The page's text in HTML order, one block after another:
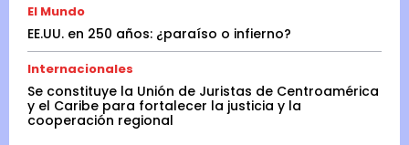
El Mundo
EE.UU. en 250 años: ¿paraíso o infierno?
Internacionales
Se constituye la Unión de Juristas de Centroamérica
y el Caribe para fortalecer la justicia y la
cooperación regional